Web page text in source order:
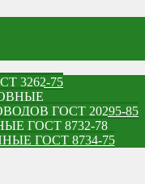
3262-75
ГОСТ 20295-85
ГОСТ 8732-78
ГОСТ 8734-75